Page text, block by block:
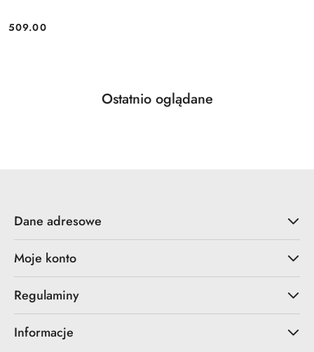
Cena:
509.00
Pomiń karuzelę produktów
Produkty
Ostatnio oglądane
Dane adresowe
Moje konto
Regulaminy
Informacje